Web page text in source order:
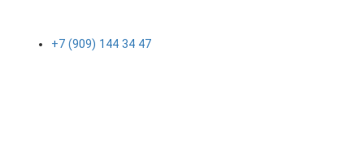
+7 (909) 144 34 47